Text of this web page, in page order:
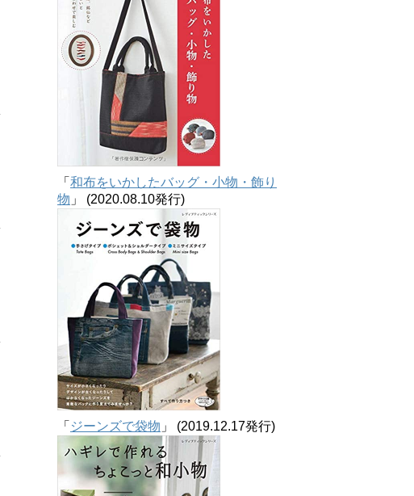
「 和布をいかしたバッグ・小物・飾り
物 」 (2020.08.10発行)
「 ジーンズで袋物 」 (2019.12.17発行)